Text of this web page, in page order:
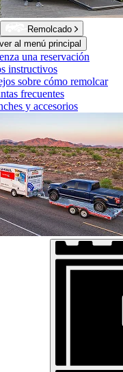
Remolcado
al menú principal
una reservación
instructivos
sobre cómo remolcar
frecuentes
y accesorios